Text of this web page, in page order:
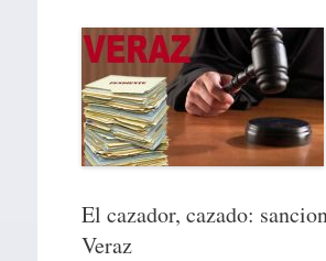
El cazador, cazado:
Veraz